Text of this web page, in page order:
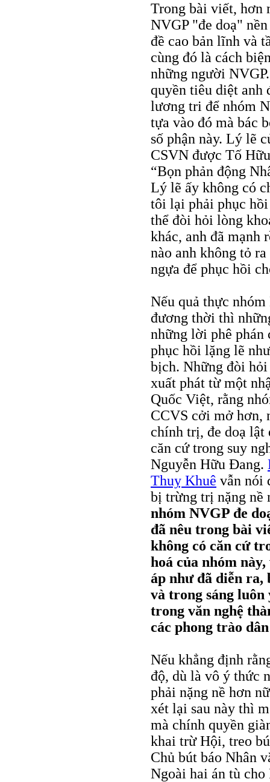
Trong bài viết, hơn
NVGP "đe doạ"
đề cao bản lĩnh và
cùng đó là cách
những người
quyền tiêu diệt anh
lương tri để nhóm
tựa vào đó mà bác
số phận này. Lý lẽ
CSVN được Tố
“Bọn phản động
Lý lẽ ấy không có
tôi lại phải phục
thể đòi hỏi lòng
khác, anh đã mạnh
nào anh không tỏ
ngựa để phục hồi
Nếu quả thực
đương thời thì
những lời phê phán
phục hồi lặng lẽ
bịch. Những đòi
xuất phát từ một
Quốc Việt, rằng
CCVS cởi mở hơn,
chính trị, đe doạ lật
căn cứ trong suy
Nguyễn Hữu Ðang.
Thuỵ Khuê vẫn nói
bị trừng trị nặng nề
nhóm NVGP đe
đã nêu trong bài
không có căn cứ
hoá của nhóm
áp như đã diễn ra,
và trong sáng luôn
trong văn nghệ
các phong trào
Nếu khẳng định
độ, dù là vô ý thức
phải nặng nề hơn
xét lại sau này thì
mà chính quyền
khai trừ Hội, treo
Chủ bút báo Nhân
Ngoài hai án tù cho